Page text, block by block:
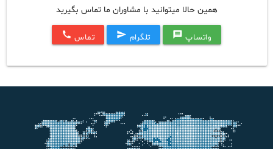
همین حالا میتوانید با مشاوران ما تماس بگیرید
واتساپ message تلگرام send تماس call